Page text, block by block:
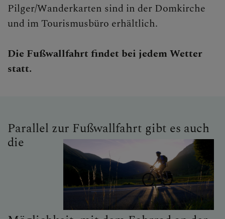
Pilger/Wanderkarten sind in der Domkirche
und im Tourismusbüro erhältlich.
Die Fußwallfahrt findet bei jedem Wetter
statt.
Parallel zur Fußwallfahrt gibt es auch
die